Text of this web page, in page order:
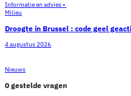
Informatie en advies •
Milieu
Droogte in Brussel : code geel
4 augustus 2026
Nieuws
0 gestelde vragen